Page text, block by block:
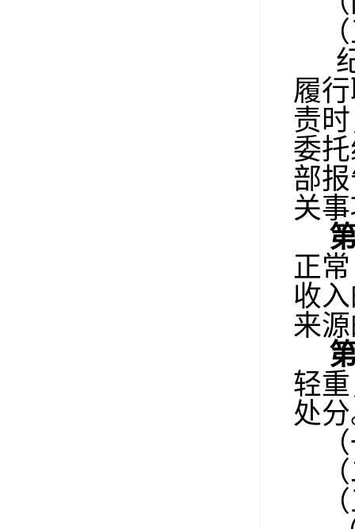
（
履
责
委
部
关
正常
收
来
轻
处
（
（
（